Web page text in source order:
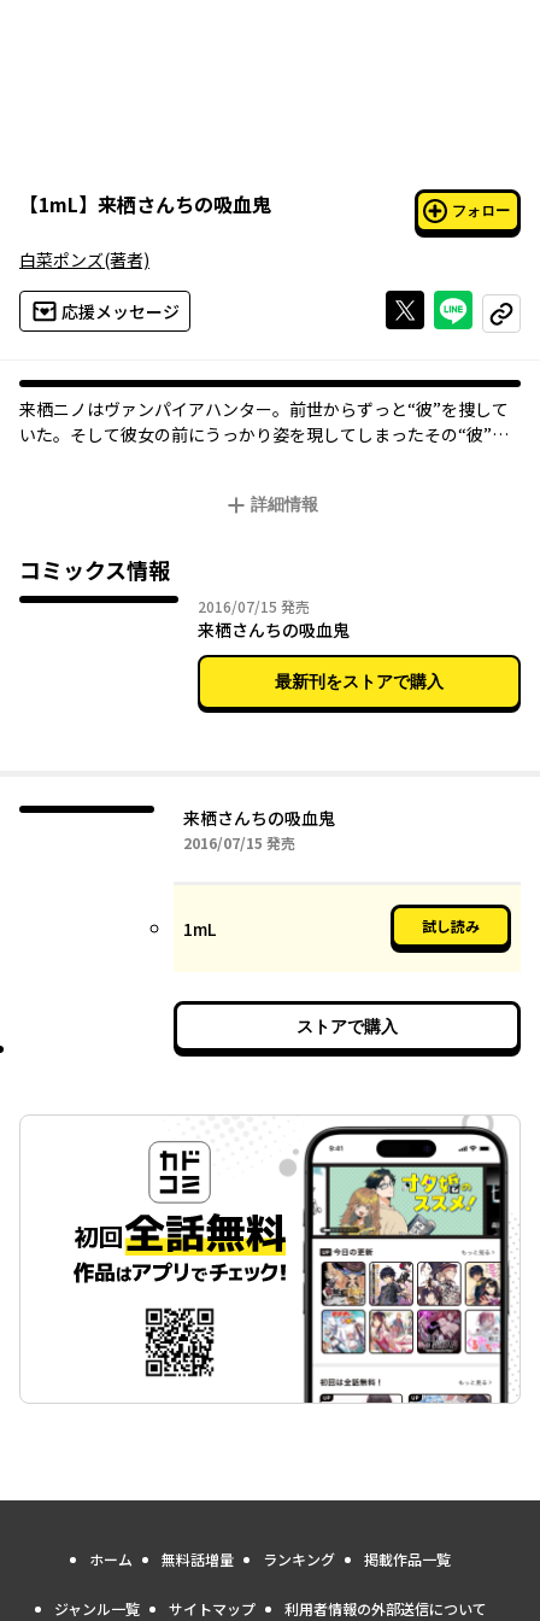
【1mL】 来栖さんちの吸血鬼 フォロー
白菜ポンズ(著者)
応援メッセージ Xで投稿する
ライン
コピー
来栖ニノはヴァンパイアハンター。前世からずっと“彼”を捜して
いた。そして彼女の前にうっかり姿を現してしまったその“彼”。
詳細情報
コミックス情報
2016/07/15 2016年07月15日
発売
来栖さんちの吸血鬼
最新刊をストアで購入
来栖さんちの吸血鬼
2016/07/15 2016年07月15日
発売
1mL 試し読み
ストアで購入
ホーム 無料話増量 ランキング 掲載作品一覧
ジャンル一覧 サイトマップ 利用者情報の外部送信について